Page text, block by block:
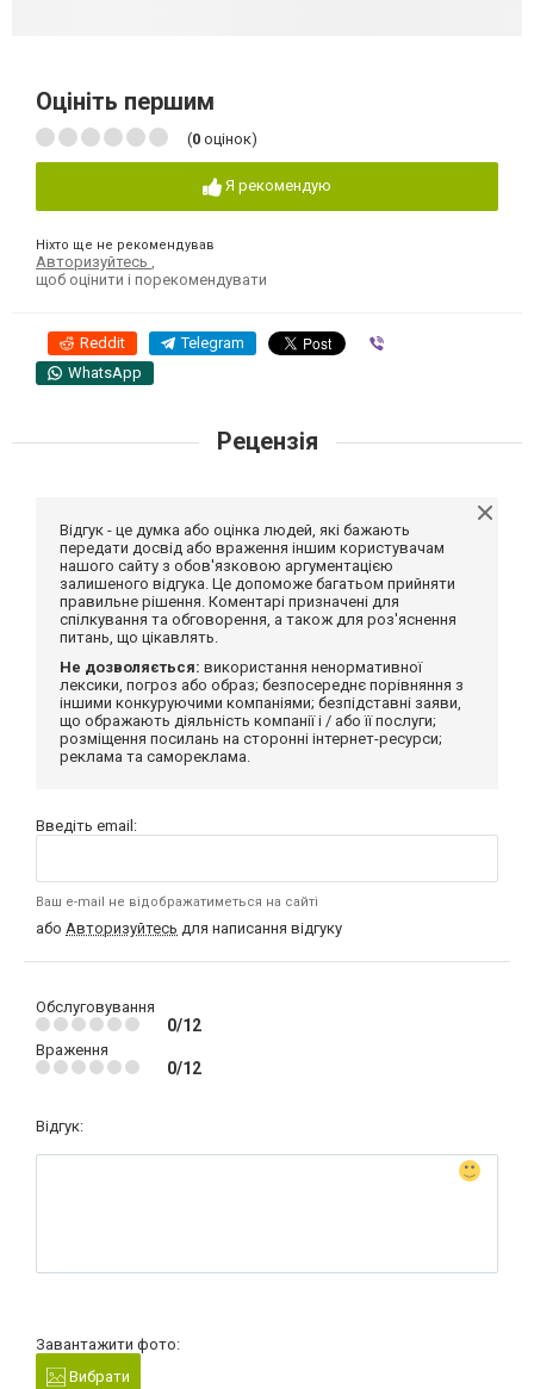
Оцініть першим
(0 оцінок)
Я рекомендую
Ніхто ще не рекомендував
Авторизуйтесь
щоб оцінити і порекомендувати
Reddit Telegram
WhatsApp
Рецензія
Відгук - це думка або оцінка людей, які бажають
передати досвід або враження іншим користувачам
нашого сайту з обов'язковою аргументацією
залишеного відгука. Це допоможе багатьом прийняти
правильне рішення. Коментарі призначені для
спілкування та обговорення, а також для роз'яснення
питань, що цікавлять.
Не дозволяється: використання ненормативної
лексики, погроз або образ; безпосереднє порівняння з
іншими конкуруючими компаніями; безпідставні заяви,
що ображають діяльність компанії і / або її послуги;
розміщення посилань на сторонні інтернет-ресурси;
реклама та самореклама.
Введіть email:
Ваш e-mail не відображатиметься на сайті
або Авторизуйтесь для написання відгуку
Обслуговування
0/12
Враження
0/12
Відгук:
Завантажити фото:
Вибрати